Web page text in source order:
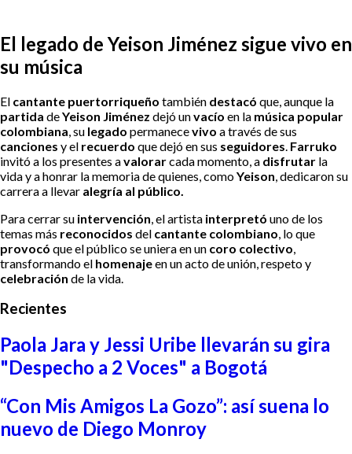
El legado de Yeison Jiménez sigue vivo en
su música
El cantante puertorriqueño también destacó que, aunque la
partida deYeison Jiménez dejó unvacío en la música popular
colombiana , su legado permanecevivo a través de sus
canciones y el recuerdo que dejó en sus seguidores Farruko
invitó a los presentes avalorarcada momento, a disfrutar la
vida y a honrar la memoria de quienes, comoYeison , dedicaron su
carrera a llevar alegría al público.
Para cerrar su intervención , el artista interpretó uno de los
temas más reconocidos del cantante colombiano , lo que
provocó que el público se uniera en un coro colectivo
transformando el homenajeen un acto de unión, respeto y
celebración de la vida.
Recientes
Paola Jara y Jessi Uribe llevarán su gira
"Despecho a 2 Voces" a Bogotá
“Con Mis Amigos La Gozo”: así suena lo
nuevo de Diego Monroy